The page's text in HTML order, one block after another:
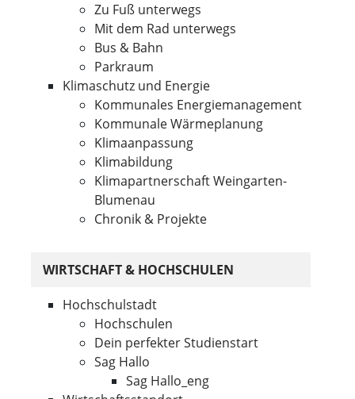
Zu Fuß unterwegs
Mit dem Rad unterwegs
Bus & Bahn
Parkraum
Klimaschutz und Energie
Kommunales Energiemanagement
Kommunale Wärmeplanung
Klimaanpassung
Klimabildung
Klimapartnerschaft Weingarten-
Blumenau
Chronik & Projekte
WIRTSCHAFT & HOCHSCHULEN
Hochschulstadt
Hochschulen
Dein perfekter Studienstart
Sag Hallo
Sag Hallo_eng